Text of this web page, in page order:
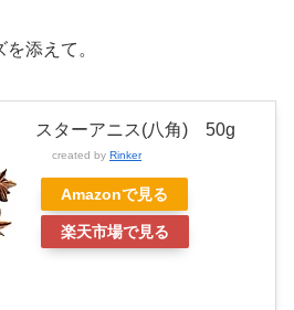
添えて。
スターアニス(八角) 50g
created by Rinker
Amazonで見る
楽天市場で見る